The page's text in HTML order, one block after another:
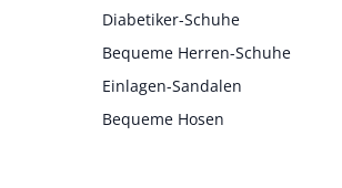
Diabetiker-Schuhe
Bequeme Herren-Schuhe
Einlagen-Sandalen
Bequeme Hosen